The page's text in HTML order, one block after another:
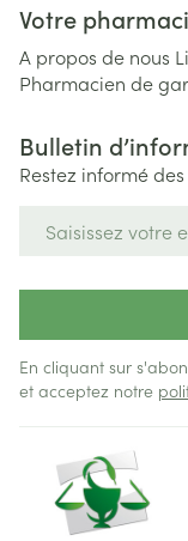
Votre
A propos de nous
Pharmacien de
Bulletin
Restez informé
En cliquant sur
et acceptez notre